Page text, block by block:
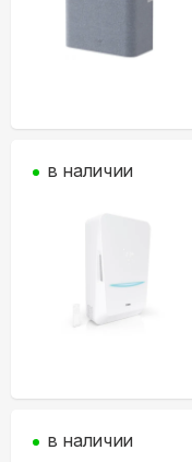
в наличии
в наличии